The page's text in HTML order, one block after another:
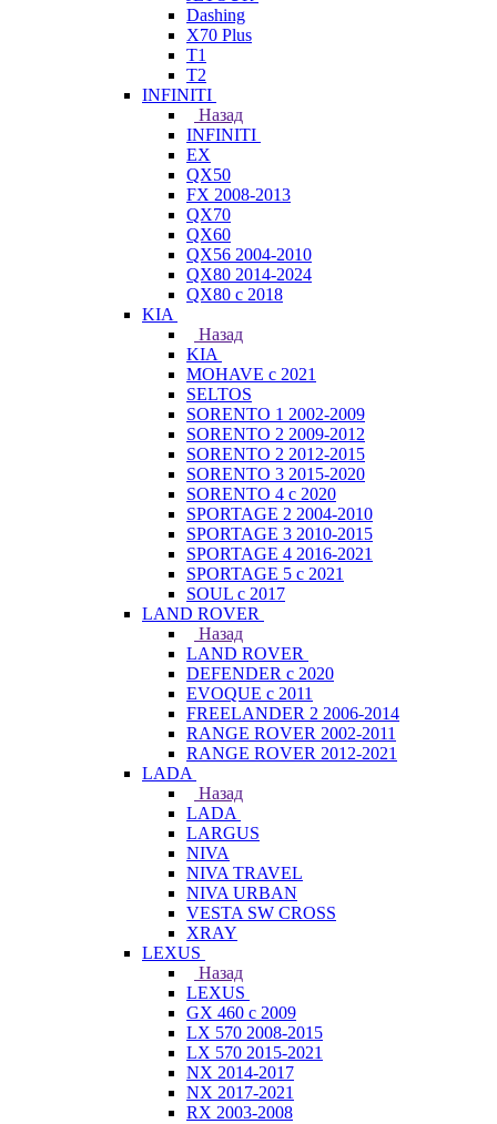
Dashing
X70 Plus
T1
T2
INFINITI
Назад
INFINITI
EX
QX50
FX 2008-2013
QX70
QX60
QX56 2004-2010
QX80 2014-2024
QX80 c 2018
KIA
Назад
KIA
MOHAVE с 2021
SELTOS
SORENTO 1 2002-2009
SORENTO 2 2009-2012
SORENTO 2 2012-2015
SORENTO 3 2015-2020
SORENTO 4 с 2020
SPORTAGE 2 2004-2010
SPORTAGE 3 2010-2015
SPORTAGE 4 2016-2021
SPORTAGE 5 с 2021
SOUL с 2017
LAND ROVER
Назад
LAND ROVER
DEFENDER с 2020
EVOQUE с 2011
FREELANDER 2 2006-2014
RANGE ROVER 2002-2011
RANGE ROVER 2012-2021
LADA
Назад
LADA
LARGUS
NIVA
NIVA TRAVEL
NIVA URBAN
VESTA SW CROSS
XRAY
LEXUS
Назад
LEXUS
GX 460 с 2009
LX 570 2008-2015
LX 570 2015-2021
NX 2014-2017
NX 2017-2021
RX 2003-2008